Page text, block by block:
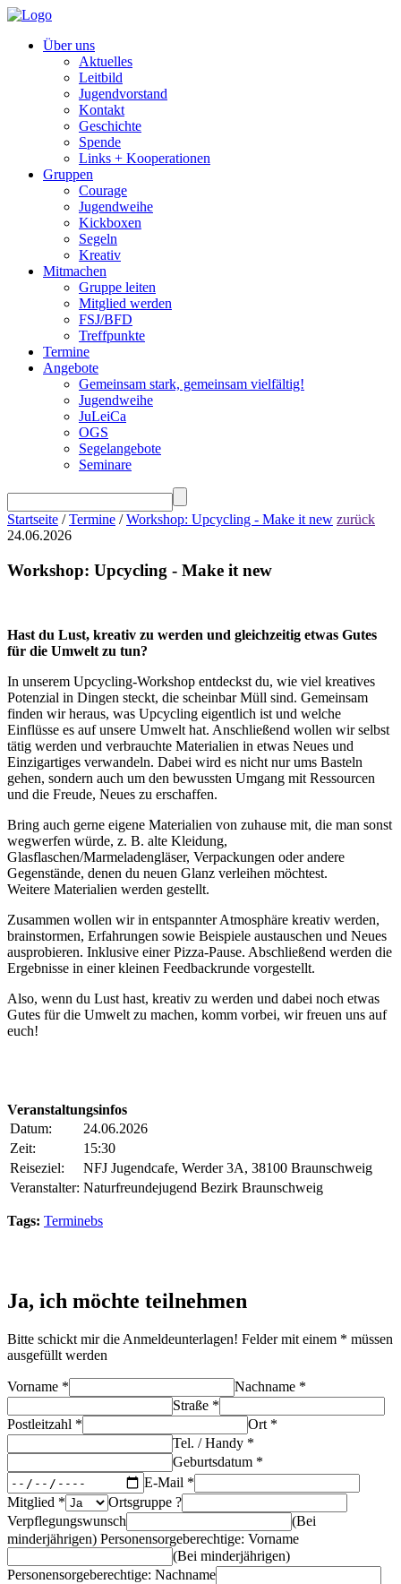
Über uns
Aktuelles
Leitbild
Jugendvorstand
Kontakt
Geschichte
Spende
Links + Kooperationen
Gruppen
Courage
Jugendweihe
Kickboxen
Segeln
Kreativ
Mitmachen
Gruppe leiten
Mitglied werden
FSJ/BFD
Treffpunkte
Termine
Angebote
Gemeinsam stark, gemeinsam vielfältig!
Jugendweihe
JuLeiCa
OGS
Segelangebote
Seminare
Startseite /Termine /Workshop: Upcycling - Make it new zurück
24.06.2026
Workshop: Upcycling - Make it new
Hast du Lust, kreativ zu werden und gleichzeitig etwas Gutes
für die Umwelt zu tun?
In unserem Upcycling-Workshop entdeckst du, wie viel kreatives
Potenzial in Dingen steckt, die scheinbar Müll sind. Gemeinsam
finden wir heraus, was Upcycling eigentlich ist und welche
Einflüsse es auf unsere Umwelt hat. Anschließend wollen wir selbst
tätig werden und verbrauchte Materialien in etwas Neues und
Einzigartiges verwandeln. Dabei wird es nicht nur ums Basteln
gehen, sondern auch um den bewussten Umgang mit Ressourcen
und die Freude, Neues zu erschaffen.
Bring auch gerne eigene Materialien von zuhause mit, die man sonst
wegwerfen würde, z. B. alte Kleidung,
Glasflaschen/Marmeladengläser, Verpackungen oder andere
Gegenstände, denen du neuen Glanz verleihen möchtest.
Weitere Materialien werden gestellt.
Zusammen wollen wir in entspannter Atmosphäre kreativ werden,
brainstormen, Erfahrungen sowie Beispiele austauschen und Neues
ausprobieren. Inklusive einer Pizza-Pause. Abschließend werden die
Ergebnisse in einer kleinen Feedbackrunde vorgestellt.
Also, wenn du Lust hast, kreativ zu werden und dabei noch etwas
Gutes für die Umwelt zu machen, komm vorbei, wir freuen uns auf
euch!
Veranstaltungsinfos
Datum:
24.06.2026
Zeit:
15:30
Reiseziel:
NFJ Jugendcafe, Werder 3A, 38100 Braunschweig
Veranstalter: Naturfreundejugend Bezirk Braunschweig
Tags: Terminebs
Ja, ich möchte teilnehmen
Bitte schickt mir die Anmeldeunterlagen! Felder mit einem * müssen
ausgefüllt werden
Vorname *
Nachname *
Straße *
Postleitzahl *
Ort *
Tel. / Handy *
Geburtsdatum *
E-Mail *
Mitglied *
Ortsgruppe ?
Verpflegungswunsch
(Bei
minderjährigen) Personensorgeberechtige: Vorname
(Bei minderjährigen)
Personensorgeberechtige: Nachname